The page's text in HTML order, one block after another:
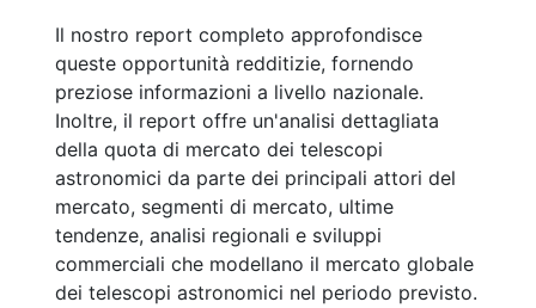
Il nostro report completo approfondisce
queste opportunità redditizie, fornendo
preziose informazioni a livello nazionale.
Inoltre, il report offre un'analisi dettagliata
della quota di mercato dei telescopi
astronomici da parte dei principali attori del
mercato, segmenti di mercato, ultime
tendenze, analisi regionali e sviluppi
commerciali che modellano il mercato globale
dei telescopi astronomici nel periodo previsto.